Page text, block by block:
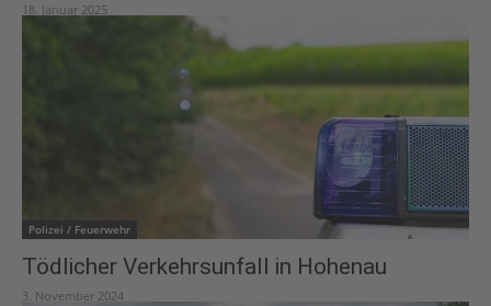
18. Januar 2025
Polizei / Feuerwehr
Tödlicher Verkehrsunfall in Hohenau
3. November 2024